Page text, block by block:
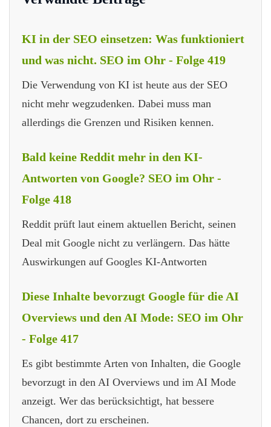
KI in der SEO einsetzen: Was funktioniert
und was nicht. SEO im Ohr - Folge 419
Die Verwendung von KI ist heute aus der SEO
nicht mehr wegzudenken. Dabei muss man
allerdings die Grenzen und Risiken kennen.
Bald keine Reddit mehr in den KI-
Antworten von Google? SEO im Ohr -
Folge 418
Reddit prüft laut einem aktuellen Bericht, seinen
Deal mit Google nicht zu verlängern. Das hätte
Auswirkungen auf Googles KI-Antworten
Diese Inhalte bevorzugt Google für die AI
Overviews und den AI Mode: SEO im Ohr
- Folge 417
Es gibt bestimmte Arten von Inhalten, die Google
bevorzugt in den AI Overviews und im AI Mode
anzeigt. Wer das berücksichtigt, hat bessere
Chancen, dort zu erscheinen.